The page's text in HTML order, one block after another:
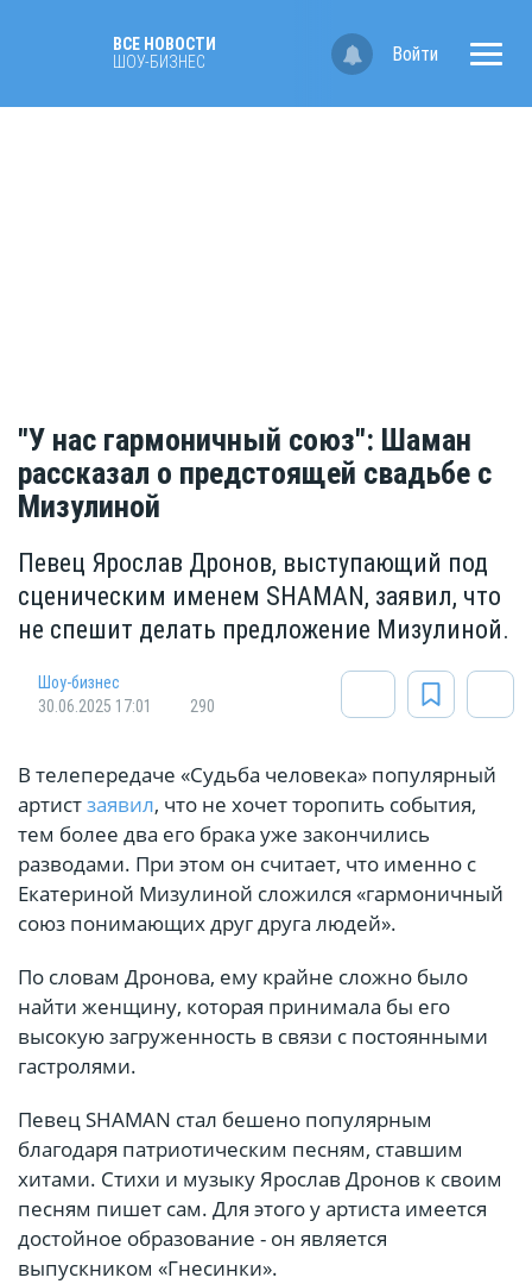
ВСЕ НОВОСТИ
ШОУ-БИЗНЕС
Войти
"У нас гармоничный союз": Шаман
рассказал о предстоящей свадьбе с
Мизулиной
Певец Ярослав Дронов, выступающий под
сценическим именем SHAMAN, заявил, что
не спешит делать предложение Мизулиной.
Шоу-бизнес
30.06.2025 17:01
290
В телепередаче «Судьба человека» популярный
артистзаявил, что не хочет торопить события,
тем более два его брака уже закончились
разводами. При этом он считает, что именно с
Екатериной Мизулиной сложился «гармоничный
союз понимающих друг друга людей».
По словам Дронова, ему крайне сложно было
найти женщину, которая принимала бы его
высокую загруженность в связи с постоянными
гастролями.
Певец SHAMAN стал бешено популярным
благодаря патриотическим песням, ставшим
хитами. Стихи и музыку Ярослав Дронов к своим
песням пишет сам. Для этого у артиста имеется
достойное образование - он является
выпускником «Гнесинки».